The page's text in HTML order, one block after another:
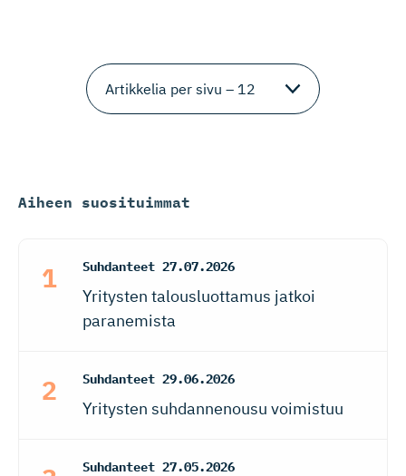
Aiheen suosituimmat
Suhdanteet 27.07.2026
Yritysten talousluottamus jatkoi
paranemista
Suhdanteet 29.06.2026
Yritysten suhdannenousu voimistuu
Suhdanteet 27.05.2026